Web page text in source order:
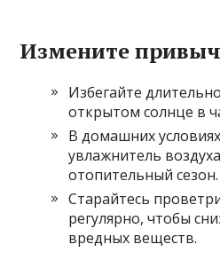
Измените
Избегайте
открытом солнце в
В домашних
увлажнитель
отопительный сезон.
Старайтесь
регулярно, чтобы
вредных веществ.